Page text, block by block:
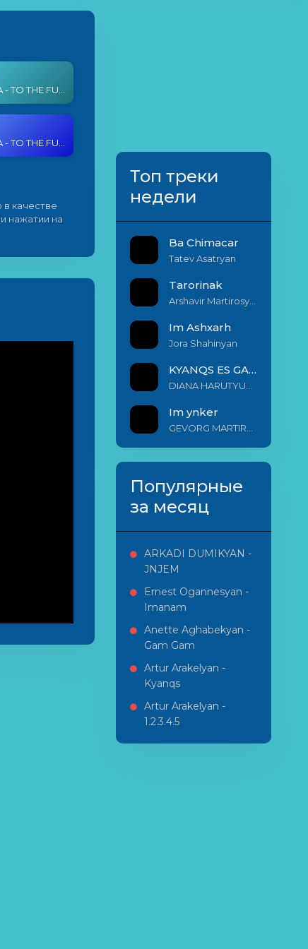
в качестве
нажатии на
Топ треки
недели
Ba Chimacar
Tatev Asatryan
Tarorinak
Im Ashxarh
Jora Shahinyan
KYANQS ES GALIS EM
Im ynker
Популярные
за месяц
ARKADI DUMIKYAN -
JNJEM
Ernest Ogannesyan -
Imanam
Anette Aghabekyan -
Gam Gam
Artur Arakelyan -
Kyanqs
Artur Arakelyan -
1.2.3.4.5